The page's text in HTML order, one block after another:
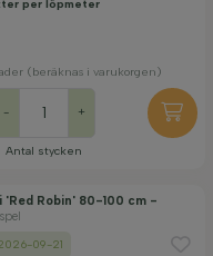
per löpmeter
(beräknas i varukorgen)
- +
Antal stycken
'Red Robin' 80-100 cm -
09-21